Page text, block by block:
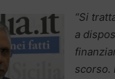
“Si
a
scorso.